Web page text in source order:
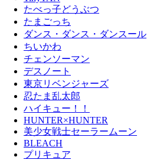
たべっ子どうぶつ
たまごっち
ダンス・ダンス・ダンスール
ちいかわ
チェンソーマン
デスノート
東京リベンジャーズ
忍たま乱太郎
ハイキュー！！
HUNTER×HUNTER
美少女戦士セーラームーン
BLEACH
プリキュア